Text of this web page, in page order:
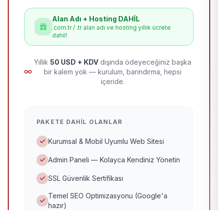
Alan Adı + Hosting DAHİL
.com.tr / .tr alan adı ve hosting yıllık ücrete
dahil!
Yıllık 50 USD + KDV dışında ödeyeceğiniz başka
bir kalem yok — kurulum, barındırma, hepsi
içeride.
PAKETE DAHIL OLANLAR
Kurumsal & Mobil Uyumlu Web Sitesi
Admin Paneli — Kolayca Kendiniz Yönetin
SSL Güvenlik Sertifikası
Temel SEO Optimizasyonu (Google'a
hazır)